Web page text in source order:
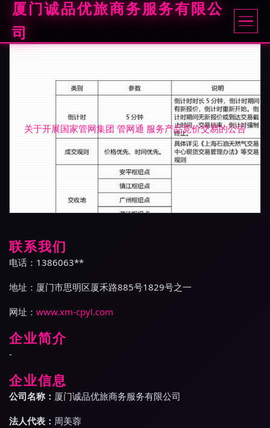
厦门诚品优旅商务服务有限公
司
关于开展国家管网集团 管网通 服务产品竞价交易的公告
联系我们
电话：1386063**
地址：厦门市思明区厦禾路885号1829号之一
网址： www.xm-cpyl.com
企业简介
-
企业信息
公司名称： 厦门诚品优旅商务服务有限公司
法人代表： 周美蓉